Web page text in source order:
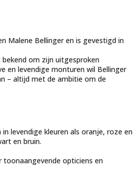
Malene Bellinger en is gevestigd in
om zijn uitgesproken
en levendige monturen wil Bellinger
– altijd met de ambitie om de
levendige kleuren als oranje, roze en
en bruin.
opticiens en